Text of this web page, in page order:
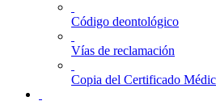
Código deontológico
Vías de reclamación
Copia del Certificado